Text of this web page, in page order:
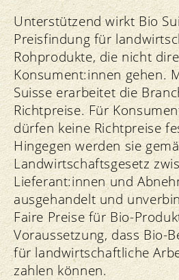
Unterstützend wirkt Bio
Preisfindung für
Rohprodukte, die nicht
Konsument:innen gehen.
Suisse erarbeitet die
Richtpreise. Für
dürfen keine Richtpreise
Hingegen werden sie
Landwirtschaftsgesetz
Lieferant:innen und
ausgehandelt und
Faire Preise für Bio-
Voraussetzung, dass Bio-
für landwirtschaftliche
zahlen können.